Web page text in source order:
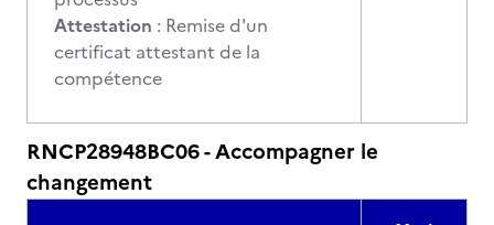
Attestation : Remise d'un
certificat attestant de la
compétence
RNCP28948BC06 - Accompagner le
changement